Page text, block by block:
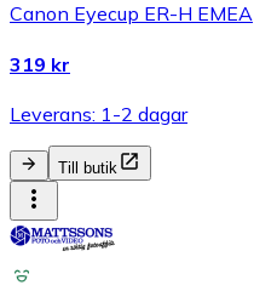
Canon Eyecup ER-H EMEA
319 kr
Leverans: 1-2 dagar
Till butik